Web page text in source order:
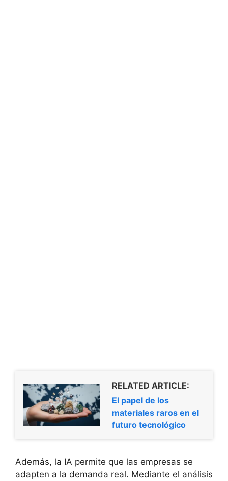
RELATED ARTICLE:
El papel de los
materiales raros en el
futuro tecnológico
Además, la IA permite que las empresas se
adapten a la demanda real. Mediante el análisis